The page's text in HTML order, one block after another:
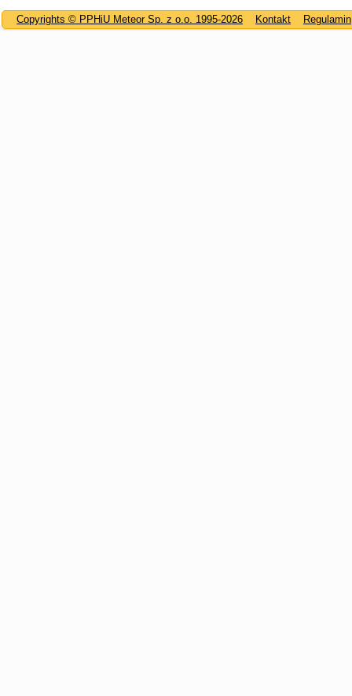
Copyrights © PPHiU Meteor Sp. z o.o. 1995-2026 Kontakt Regulamin